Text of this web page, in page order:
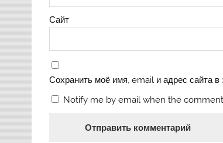
Сайт
Сохранить моё имя, email и адрес сайта
Notify me by email when the